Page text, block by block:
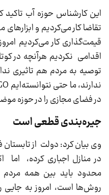
این کارشناس حوزه آب تاکید
تقاضا کار می‌کردیم و ابزارهای
قیمت‌گذاری کار می‌کردیم
اقدامی نکردیم هرآنچه در
توصیه به مردم هم تاثیری
در فضای مجازی را در حوزه
جیره‌بندی قطعی است
وی بیان کرد: دولت از تابستان
در منازل اجباری کرده،
محدود باید بین همه
روش‌ها است، امروز به جایی